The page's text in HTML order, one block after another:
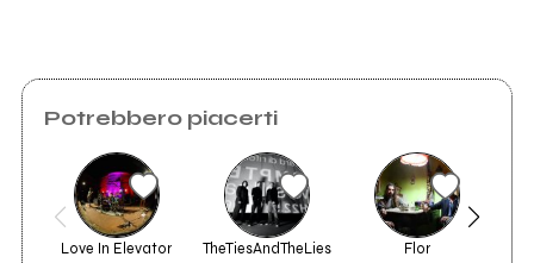
Potrebbero piacerti
Love In Elevator TheTiesAndTheLies Flor